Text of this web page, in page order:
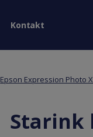
Kontakt
Epson Expression Photo
Starink